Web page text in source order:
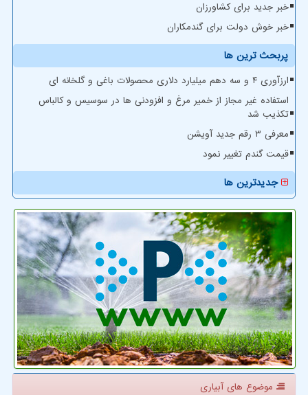
خبر جدید برای کشاورزان
خبر خوش دولت برای گندمکاران
پربحث ترین ها
ارزآوری ۴ و سه دهم میلیارد دلاری محصولات باغی و گلخانه ای
استفاده غیر مجاز از خمیر مرغ و افزودنی ها در سوسیس و کالباس
تکذیب شد
معرفی ۳ رقم جدید آویشن
قیمت گندم تغییر نمود
جدیدترین ها
موضوع های آبیاری